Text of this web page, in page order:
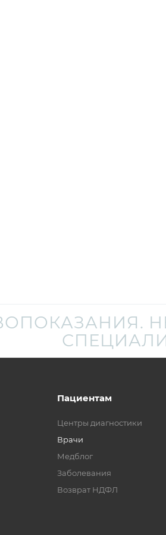
Пациентам
Центры диагностики
Врачи
Медблог
Заболевания
Возврат НДФЛ